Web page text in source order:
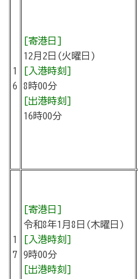
1
6
[寄港日]
12月2日(火曜日)
[入港時刻]
8時00分
[出港時刻]
16時00分
1
7
[寄港日]
令和8年1月8日(木曜日)
[入港時刻]
9時00分
[出港時刻]